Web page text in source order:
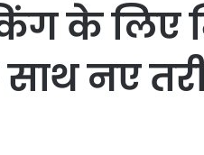
के लिए
नए